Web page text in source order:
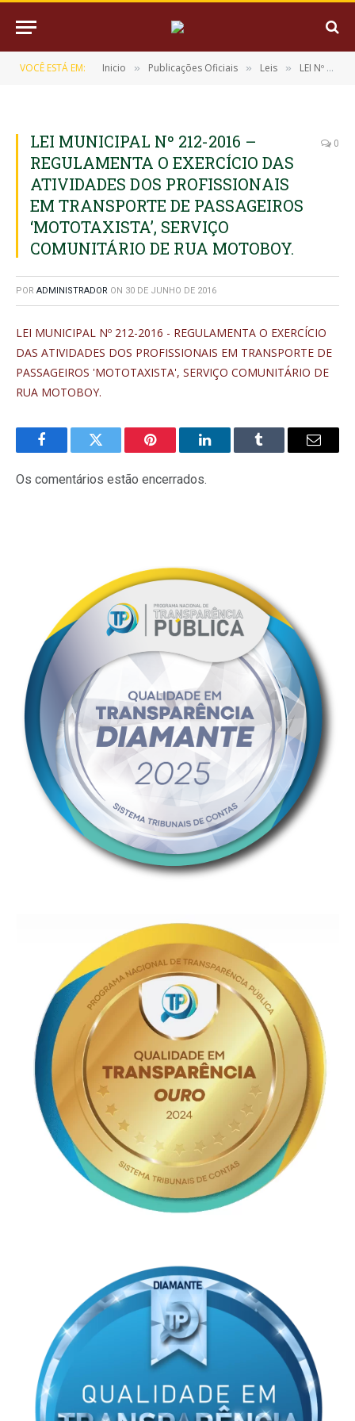
VOCÊ ESTÁ EM: Inicio » Publicações Oficiais » Leis » LEI Nº 212/2016, DE 17 DE MARÇO DE 2016
LEI MUNICIPAL Nº 212-2016 –
REGULAMENTA O EXERCÍCIO DAS
ATIVIDADES DOS PROFISSIONAIS
EM TRANSPORTE DE PASSAGEIROS
‘MOTOTAXISTA’, SERVIÇO
COMUNITÁRIO DE RUA MOTOBOY.
0
POR ADMINISTRADOR ON 30 DE JUNHO DE 2016
LEI MUNICIPAL Nº 212-2016 - REGULAMENTA O EXERCÍCIO
DAS ATIVIDADES DOS PROFISSIONAIS EM TRANSPORTE DE
PASSAGEIROS 'MOTOTAXISTA', SERVIÇO COMUNITÁRIO DE
RUA MOTOBOY.
FacebookTwitter Pinterest LinkedInTumblr
E-
Os comentários estão encerrados.